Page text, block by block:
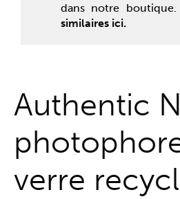
dans notre
similaires ici.
Authentic
verre